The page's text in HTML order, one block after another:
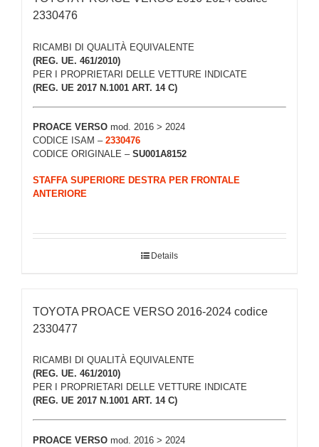
2330476
RICAMBI DI QUALITÀ EQUIVALENTE
(REG. UE. 461/2010)
PER I PROPRIETARI DELLE VETTURE INDICATE
(REG. UE 2017 N.1001 ART. 14 C)
PROACE VERSO mod. 2016 > 2024
CODICE ISAM – 2330476
CODICE ORIGINALE – SU001A8152
STAFFA SUPERIORE DESTRA PER FRONTALE
ANTERIORE
Details
TOYOTA PROACE VERSO 2016-2024 codice
2330477
RICAMBI DI QUALITÀ EQUIVALENTE
(REG. UE. 461/2010)
PER I PROPRIETARI DELLE VETTURE INDICATE
(REG. UE 2017 N.1001 ART. 14 C)
PROACE VERSO mod. 2016 > 2024